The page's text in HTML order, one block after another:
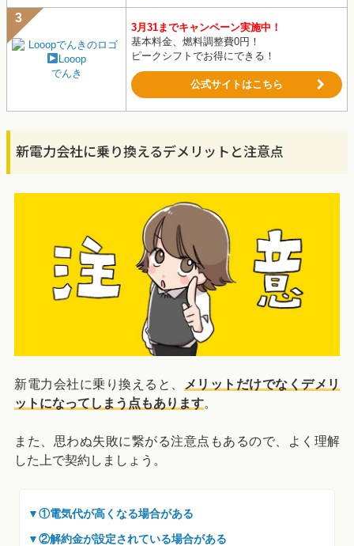
Looop
でんき
3月31までキャンペーン実施中！
基本料金、燃料調整費0円！
ピークシフトでお得にできる！
公式サイトはこちら
新電力会社に乗り換えるデメリットと注意点
新電力会社に乗り換えると、
メリットだけでなくデメリ
ットになってしまう点もあります。
また、思わぬ失敗に繋がる注意点もあるので、よく理解
した上で契約しましょう。
▼①電気代が高くなる場合がある
▼②解約金が設定されている場合がある